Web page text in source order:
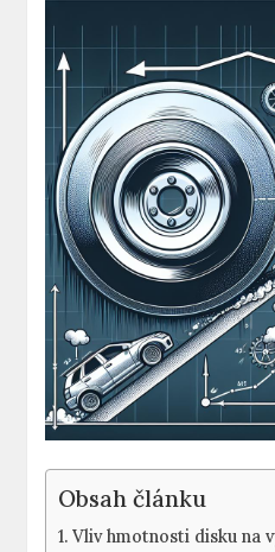
Obsah článku
Vliv ‍hmotnosti disku na